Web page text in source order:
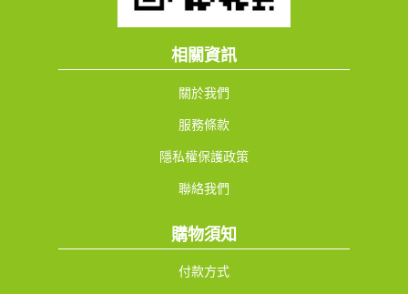
相關資訊
關於我們
服務條款
隱私權保護政策
聯絡我們
購物須知
付款方式